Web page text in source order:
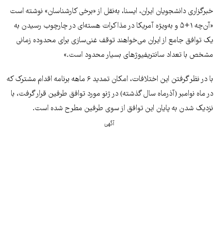
خبرگزاری دانشجویان ایران، ایسنا، به‌نقل از «برخی کارشناسان» نوشته است
«آن‌چه ۱+۵ و به‌ويژه آمريکا در مذاکرات هسته‌ای در چارچوب رسيدن به
يک توافق جامع از ايران می‌خواهند توقف غنی‌سازی برای محدوده زمانی
مشخص با تعداد سانتريفيوژهای بسيار محدود است.»
با در نظر گرفتن این اختلافات، امکان تمديد ۶ ماهه برنامه اقدام مشترک که
در ماه نوامبر (آذرماه سال گذشته) در ژنو مورد توافق طرفين قرار گرفت، با
نزديک شدن به پايان اين توافق از سوی طرفين مطرح شده است.
آگهی